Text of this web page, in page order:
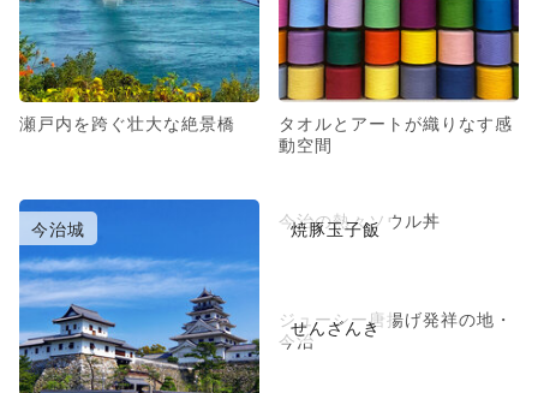
瀬戸内を跨ぐ壮大な絶景橋
タオルとアートが織りなす感
動空間
今治城 焼豚玉子飯
今治の熱々ソウル丼
せんざんき
ジューシー唐揚げ発祥の地・
今治